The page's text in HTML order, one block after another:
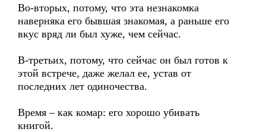
Во-вторых, потому, что эта незнакомка
наверняка его бывшая знакомая, а раньше его
вкус вряд ли был хуже, чем сейчас.
В-третьих, потому, что сейчас он был готов к
этой встрече, даже желал ее, устав от
последних лет одиночества.
Время – как комар: его хорошо убивать
книгой.